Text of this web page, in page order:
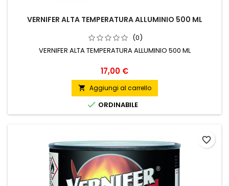
VERNIFER ALTA TEMPERATURA ALLUMINIO 500 ML
(0)
VERNIFER ALTA TEMPERATURA ALLUMINIO 500 ML
Prezzo
17,00 €
 Aggiungi al carrello
 ORDINABILE
favorite_border